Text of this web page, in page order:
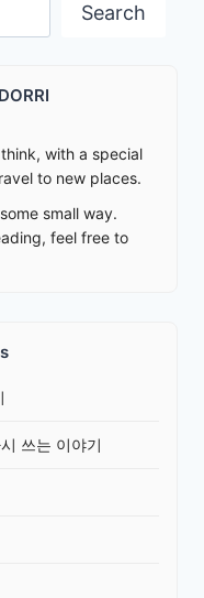
Search
with a special
to new places.
small way.
feel free to
쓰는 이야기